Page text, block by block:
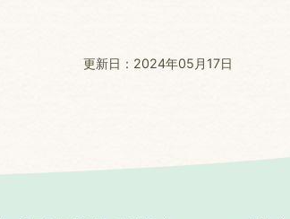
更新日：2024年05月17日